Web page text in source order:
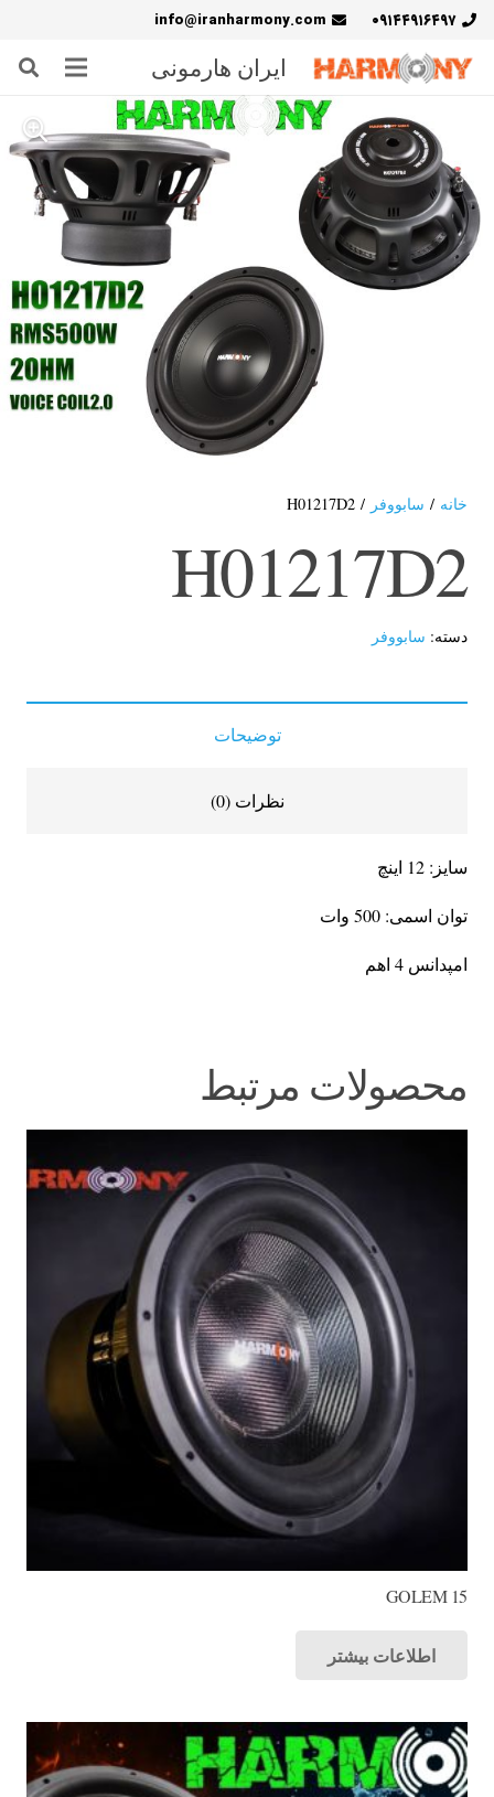
۰۹۱۴۴۹۱۶۴۹۷ info@iranharmony.com
ایران هارمونی
خانه / سابووفر / H01217D2
H01217D2
دسته: سابووفر
توضیحات
نظرات (0)
سایز: 12 اینچ
توان اسمی: 500 وات
امپدانس 4 اهم
محصولات مرتبط
GOLEM 15
اطلاعات بیشتر